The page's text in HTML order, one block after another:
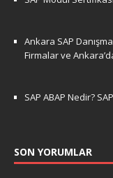
Ankara SAP
Firmalar ve
SAP ABAP Nedir?
SON YORUMLAR